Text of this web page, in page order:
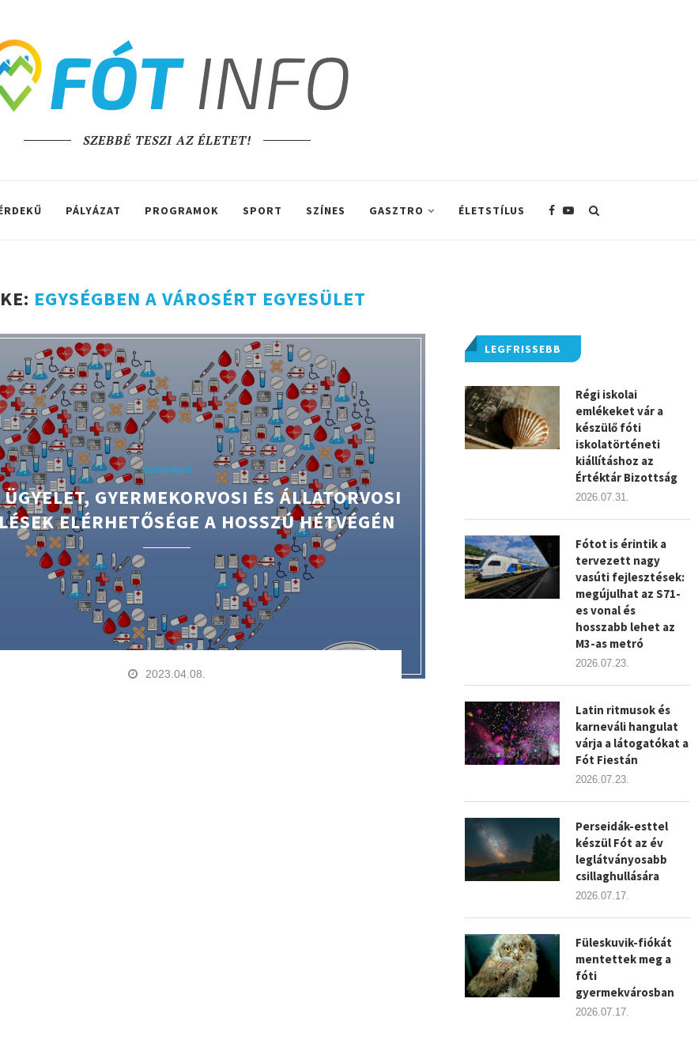
SZEBBÉ TESZI AZ ÉLETET!
PÁLYÁZAT PROGRAMOK SPORT SZÍNES GASZTRO ÉLETSTÍLUS
EGYSÉGBEN A VÁROSÉRT EGYESÜLET
Közérdekű
GYERMEKORVOSI ÉS ÁLLATORVOSI
ELÉRHETŐSÉGE A HOSSZÚ HÉTVÉGÉN
2023.04.08.
LEGFRISSEBB
Régi iskolai
emlékeket vár a
készülő fóti
iskolatörténeti
kiállításhoz az
Értéktár Bizottság
2026.07.31.
Fótot is érintik a
tervezett nagy
vasúti fejlesztések:
megújulhat az S71-
es vonal és
hosszabb lehet az
M3-as metró
2026.07.23.
Latin ritmusok és
karneváli hangulat
várja a látogatókat a
Fót Fiestán
2026.07.23.
Perseidák-esttel
készül Fót az év
leglátványosabb
csillaghullására
2026.07.17.
Füleskuvik-fiókát
mentettek meg a
fóti
gyermekvárosban
2026.07.17.